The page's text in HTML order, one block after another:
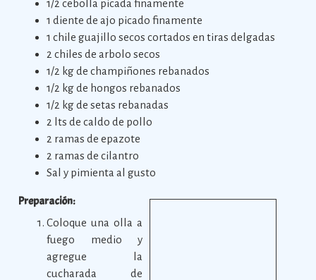
1/2 cebolla picada finamente
1 diente de ajo picado finamente
1 chile guajillo secos cortados en tiras delgadas
2 chiles de arbolo secos
1/2 kg de champiñones rebanados
1/2 kg de hongos rebanados
1/2 kg de setas rebanadas
2 lts de caldo de pollo
2 ramas de epazote
2 ramas de cilantro
Sal y pimienta al gusto
Preparación:
Coloque una olla a
fuego medio y
agregue la
cucharada de